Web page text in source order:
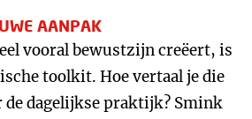
AANPAK
vooral bewustzijn creëert, is
toolkit. Hoe vertaal je die
de dagelijkse praktijk? Smink